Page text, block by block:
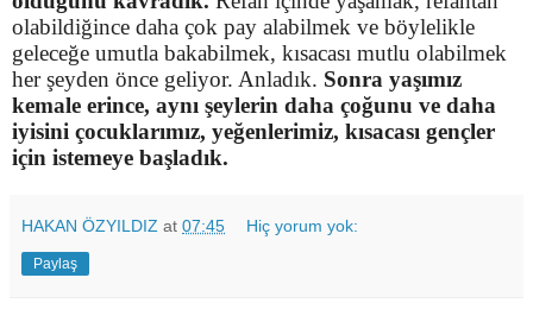
olabildiğince daha çok pay alabilmek ve böylelikle
geleceğe umutla bakabilmek, kısacası mutlu olabilmek
her şeyden önce geliyor. Anladık. Sonra yaşımız
kemale erince, aynı şeylerin daha çoğunu ve daha
iyisini çocuklarımız, yeğenlerimiz, kısacası gençler
için istemeye başladık.
HAKAN ÖZYILDIZ at 07:45 Hiç yorum yok:
Paylaş